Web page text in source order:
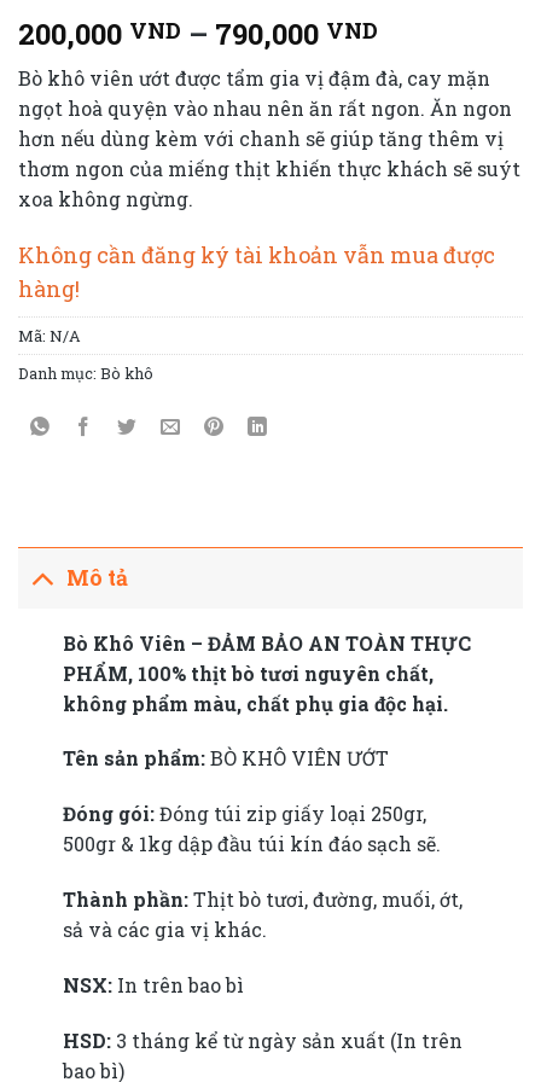
200,000 VND – 790,000 VND
Bò khô viên ướt được tẩm gia vị đậm đà, cay mặn
ngọt hoà quyện vào nhau nên ăn rất ngon. Ăn ngon
hơn nếu dùng kèm với chanh sẽ giúp tăng thêm vị
thơm ngon của miếng thịt khiến thực khách sẽ suýt
xoa không ngừng.
Không cần đăng ký tài khoản vẫn mua được
hàng!
Mã: N/A
Danh mục: Bò khô
Mô tả
Bò Khô Viên – ĐẢM BẢO AN TOÀN THỰC
PHẨM, 100% thịt bò tươi nguyên chất,
không phẩm màu, chất phụ gia độc hại.
Tên sản phẩm:BÒ KHÔ VIÊN ƯỚT
Đóng gói:Đóng túi zip giấy loại 250gr,
500gr & 1kg dập đầu túi kín đáo sạch sẽ.
Thành phần:Thịt bò tươi, đường, muối, ớt,
sả và các gia vị khác.
NSX:In trên bao bì
HSD:3 tháng kể từ ngày sản xuất (In trên
bao bì)